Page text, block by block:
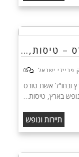
– טיסות,…
פריידי ישראל 0
ובחו"ל אשת טורס
נופש בארץ, טיסות…
תיירות ונופש